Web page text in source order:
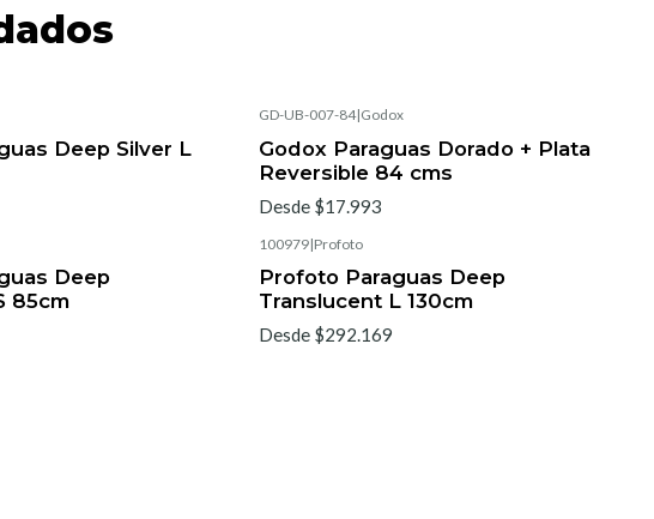
Deep Silver L
GD-UB-007-84|Godox
Godox Paraguas Dorado + Plata
Reversible 84 cms
Desde $17.993
Deep
85cm
100979|Profoto
Profoto Paraguas Deep
Translucent L 130cm
Desde $292.169